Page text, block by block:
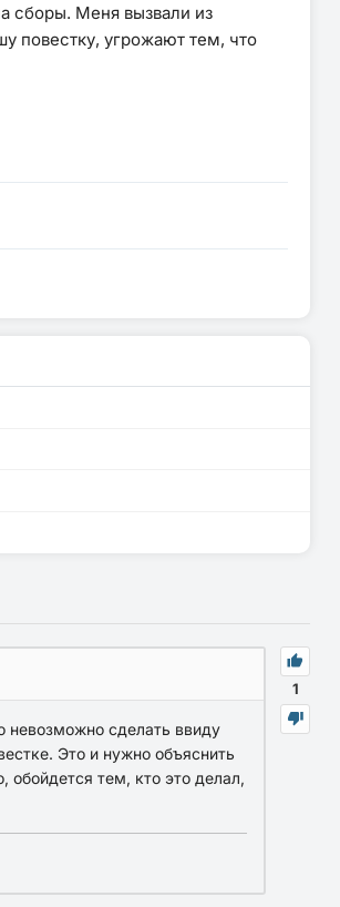
сборы. Меня вызвали из
повестку, угрожают тем, что
1
невозможно сделать ввиду
Это и нужно объяснить
обойдется тем, кто это делал,